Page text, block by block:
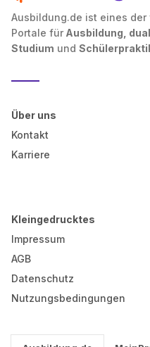
Ausbildung.de ist eines der
Portale für Ausbildung,
Studium und
Über uns
Kontakt
Karriere
Kleingedrucktes
Impressum
AGB
Datenschutz
Nutzungsbedingungen